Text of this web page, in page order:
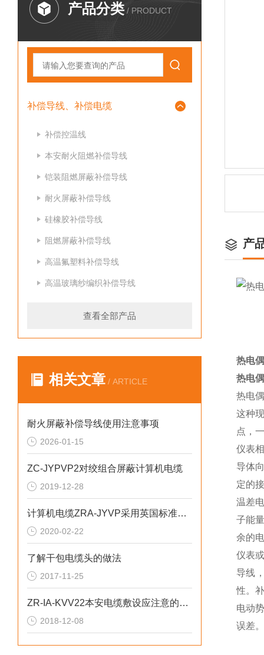
产品分类 / PRODUCT
补偿导线、补偿电缆
补偿控温线
本安耐火阻燃补偿导线
铠装阻燃屏蔽补偿导线
耐火屏蔽补偿导线
硅橡胶补偿导线
阻燃屏蔽补偿导线
高温氟塑料补偿导线
高温玻璃纱编织补偿导线
查看全部产品
相关文章 / ARTICLE
耐火屏蔽补偿导线使用注意事项
2026-01-15
ZC-JYPVP2对绞组合屏蔽计算机电缆
2019-12-28
计算机电缆ZRA-JYVP采用英国标准BS5308
2020-02-22
了解干包电缆头的做法
2017-11-25
ZR-IA-KVV22本安电缆敷设应注意的问题
2018-12-08
产
热电
热电
热电
这种
点，
仪表
导体
定的
温差
子能
余的
仪表
导线
性。
电动
误差。